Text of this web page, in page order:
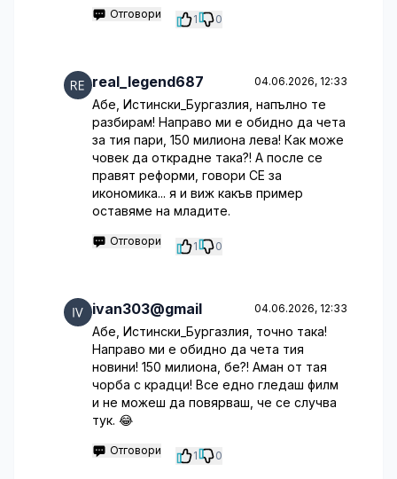
Отговори 1 0
real_legend687 04.06.2026, 12:33
Абе, Истински_Бургазлия, напълно те
разбирам! Направо ми е обидно да чета
за тия пари, 150 милиона лева! Как може
човек да открадне така?! А после се
правят реформи, говори СЕ за
икономика... я и виж какъв пример
оставяме на младите.
Отговори 1 0
ivan303@gmail 04.06.2026, 12:33
Абе, Истински_Бургазлия, точно така!
Направо ми е обидно да чета тия
новини! 150 милиона, бе?! Аман от тая
чорба с крадци! Все едно гледаш филм
и не можеш да повярваш, че се случва
тук. 😂
Отговори 1 0